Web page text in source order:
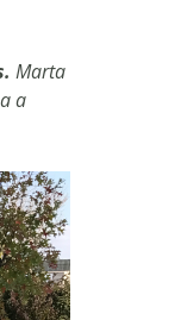
Marta
a